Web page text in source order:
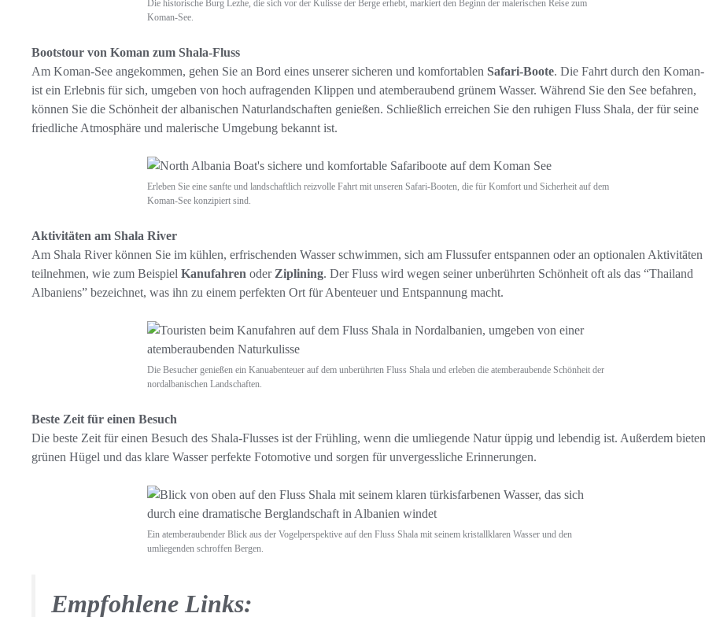
Die historische Burg Lezhe, die sich vor der Kulisse der Berge erhebt, markiert den Beginn der malerischen Reise zum
Koman-See.
Bootstour von Koman zum Shala-Fluss
Am Koman-See angekommen, gehen Sie an Bord eines unserer sicheren und komfortablen Safari-Boote. Die Fahrt durch den Koman-
ist ein Erlebnis für sich, umgeben von hoch aufragenden Klippen und atemberaubend grünem Wasser. Während Sie den See befahren,
können Sie die Schönheit der albanischen Naturlandschaften genießen. Schließlich erreichen Sie den ruhigen Fluss Shala, der für seine
friedliche Atmosphäre und malerische Umgebung bekannt ist.
Erleben Sie eine sanfte und landschaftlich reizvolle Fahrt mit unseren Safari-Booten, die für Komfort und Sicherheit auf dem
Koman-See konzipiert sind.
Aktivitäten am Shala River
Am Shala River können Sie im kühlen, erfrischenden Wasser schwimmen, sich am Flussufer entspannen oder an optionalen Aktivitäten
teilnehmen, wie zum Beispiel Kanufahren oder Ziplining. Der Fluss wird wegen seiner unberührten Schönheit oft als das “Thailand
Albaniens” bezeichnet, was ihn zu einem perfekten Ort für Abenteuer und Entspannung macht.
Die Besucher genießen ein Kanuabenteuer auf dem unberührten Fluss Shala und erleben die atemberaubende Schönheit der
nordalbanischen Landschaften.
Beste Zeit für einen Besuch
Die beste Zeit für einen Besuch des Shala-Flusses ist der Frühling, wenn die umliegende Natur üppig und lebendig ist. Außerdem
grünen Hügel und das klare Wasser perfekte Fotomotive und sorgen für unvergessliche Erinnerungen.
Ein atemberaubender Blick aus der Vogelperspektive auf den Fluss Shala mit seinem kristallklaren Wasser und den
umliegenden schroffen Bergen.
Empfohlene Links: